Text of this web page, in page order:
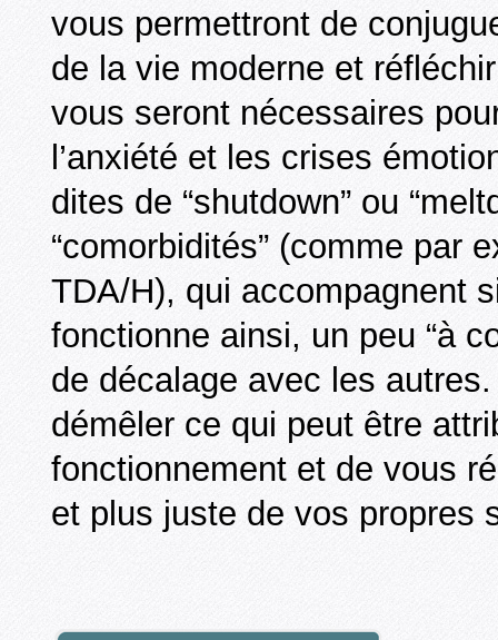
vous permettront de
de la vie moderne et
vous seront nécessaires
l’anxiété et les crises
dites de “shutdown” ou
“comorbidités” (comme par
TDA/H), qui accompagnent
fonctionne ainsi, un peu “à
de décalage avec les
démêler ce qui peut être
fonctionnement et de vous
et plus juste de vos propres